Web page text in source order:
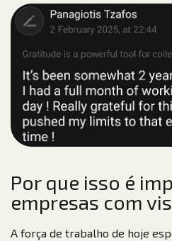
Por que isso é
empresas com
A força de trabalho de hoje